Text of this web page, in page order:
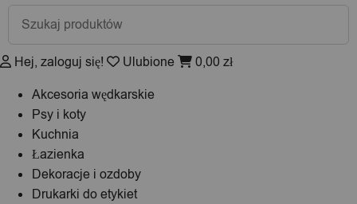
Wyszukiwarka
produktów
Hej, zaloguj się! Ulubione 0,00 zł
Akcesoria wędkarskie
Psy i koty
Kuchnia
Łazienka
Dekoracje i ozdoby
Drukarki do etykiet